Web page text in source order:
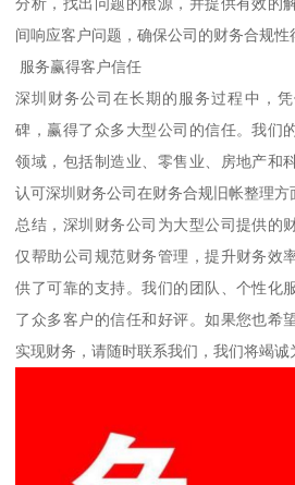
间响应客户问题，确保公司的财务合规性
服务赢得客户信任
深圳财务公司在长期的服务过程中，
碑，赢得了众多大型公司的信任。我们
领域，包括制造业、零售业、房地产和
认可深圳财务公司在财务合规旧帐整理方
总结，深圳财务公司为大型公司提供的
仅帮助公司规范财务管理，提升财务效
供了可靠的支持。我们的团队、个性化
了众多客户的信任和好评。如果您也希
实现财务，请随时联系我们，我们将竭诚